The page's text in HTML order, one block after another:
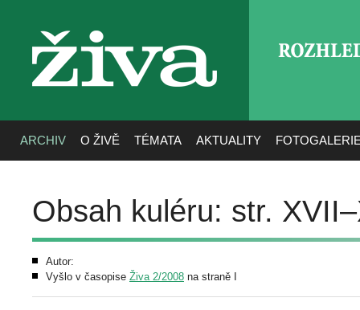
živa
ARCHIV O ŽIVĚ TÉMATA AKTUALITY
Obsah kuléru: str.
Autor:
Vyšlo v časopise Živa 2/2008 na straně I